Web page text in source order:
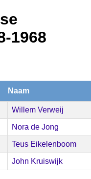
1968
Naam
Willem Verweij
Nora de Jong
Teus Eikelenboom
John Kruiswijk